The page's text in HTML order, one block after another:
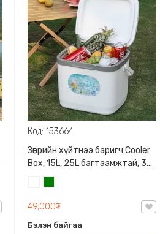
Код: 153664
Зөөврийн хүйтнээ баригч Cooler
Box, 15L, 25L багтаамжтай, 3
давхарга бүхий материалтай,
бат бөх, 2 өнгөний сонголттой, Ус
хөлдөөх сав дагалдана
49,000₮
Бэлэн байгаа